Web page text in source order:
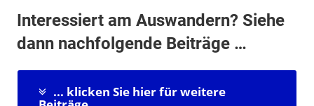
Interessiert am Auswandern? Siehe
dann nachfolgende Beiträge …
... klicken Sie hier für weitere